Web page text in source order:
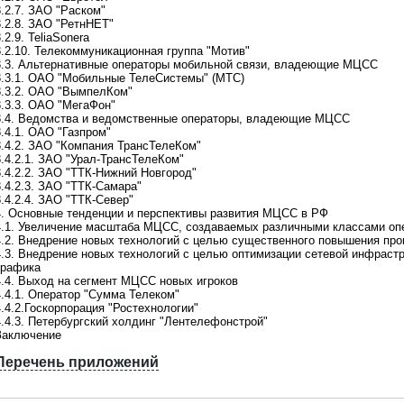
и
т
,
В
ы
м
о
ж
е
т
е
:
1
.
З
а
к
а
з
а
т
ь
о
б
н
о
в
е
ЗАО "Раском"
ЗАО "РетнНЕТ"
TeliaSonera
Телекоммуникационная группа "Мотив"
Альтернативные операторы мобильной связи, владеющие МЦСС
ОАО "Мобильные ТелеСистемы" (МТС)
ОАО "ВымпелКом"
ОАО "МегаФон"
Ведомства и ведомственные операторы, владеющие МЦСС
ОАО "Газпром"
ЗАО "Компания ТрансТелеКом"
ЗАО "Урал-ТрансТелеКом"
ЗАО "ТТК-Нижний Новгород"
ЗАО "ТТК-Самара"
ЗАО "ТТК-Север"
Основные тенденции и перспективы развития МЦСС в РФ
Увеличение масштаба МЦСС, создаваемых различными классами
Внедрение новых технологий с целью существенного повышения
Внедрение новых технологий с целью оптимизации сетевой
Выход на сегмент МЦСС новых игроков
Оператор "Сумма Телеком"
"Ростехнологии"
Петербургский холдинг "Лентелефонстрой"
приложений